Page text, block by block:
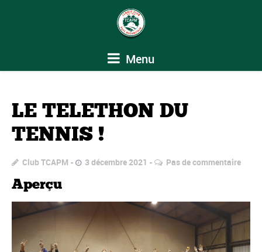
Menu
LE TELETHON DU
TENNIS !
Club TCAPM 3 décembre 2021 Pas de commentaire
Aperçu